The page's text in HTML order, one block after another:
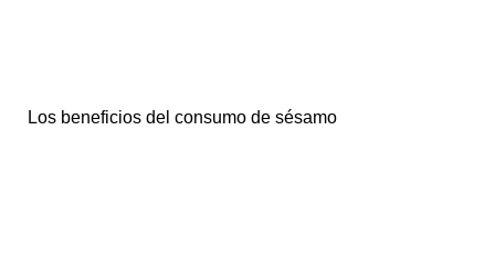
Los beneficios del consumo de sésamo